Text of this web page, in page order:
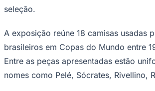
Corinthians
seleção.
A exposição reúne 18 camisas usadas
brasileiros em Copas do Mundo entre
Entre as peças apresentadas estão
nomes como Pelé, Sócrates, Rivellino,